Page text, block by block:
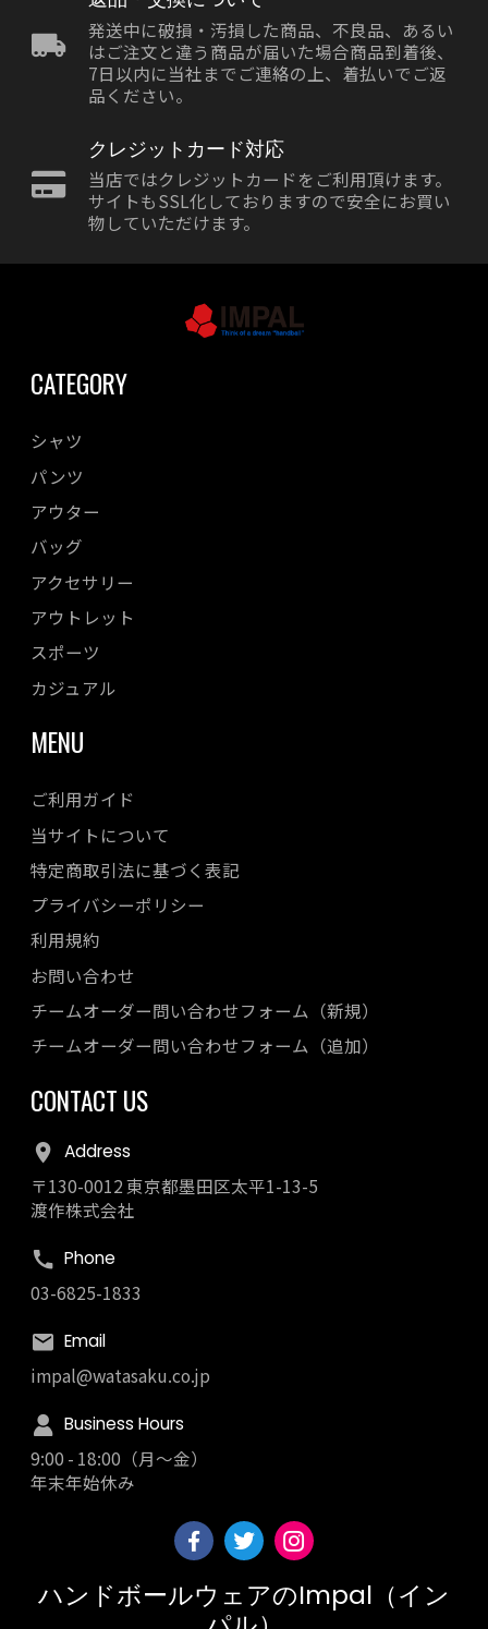
発送中に破損・汚損した商品、不良品、あるい
はご注文と違う商品が届いた場合商品到着後、
7日以内に当社までご連絡の上、着払いでご返
品ください。
クレジットカード対応
当店ではクレジットカードをご利用頂けます。
サイトもSSL化しておりますので安全にお買い
物していただけます。
CATEGORY
シャツ
パンツ
アウター
バッグ
アクセサリー
アウトレット
スポーツ
カジュアル
MENU
ご利用ガイド
当サイトについて
特定商取引法に基づく表記
プライバシーポリシー
利用規約
お問い合わせ
チームオーダー問い合わせフォーム（新規）
チームオーダー問い合わせフォーム（追加）
CONTACT US
Address
〒130-0012 東京都墨田区太平1-13-5
渡作株式会社
Phone
03-6825-1833
Email
impal@watasaku.co.jp
Business Hours
9:00 - 18:00（月～金）
年末年始休み
ハンドボールウェアのImpal（イン